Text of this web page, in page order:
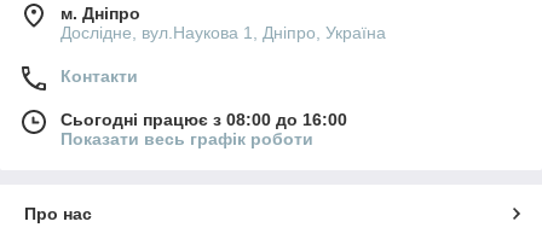
м. Дніпро
Дослідне, вул.Наукова 1, Дніпро, Україна
Контакти
Сьогодні працює з 08:00 до 16:00
Показати весь графік роботи
Про нас